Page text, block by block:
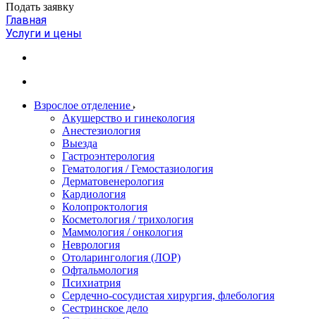
Подать заявку
Главная
Услуги и цены
Взрослое отделение
Акушерство и гинекология
Анестезиология
Выезда
Гастроэнтерология
Гематология / Гемостазиология
Дерматовенерология
Кардиология
Колопроктология
Косметология / трихология
Маммология / онкология
Неврология
Отоларингология (ЛОР)
Офтальмология
Психиатрия
Сердечно-сосудистая хирургия, флебология
Сестринское дело